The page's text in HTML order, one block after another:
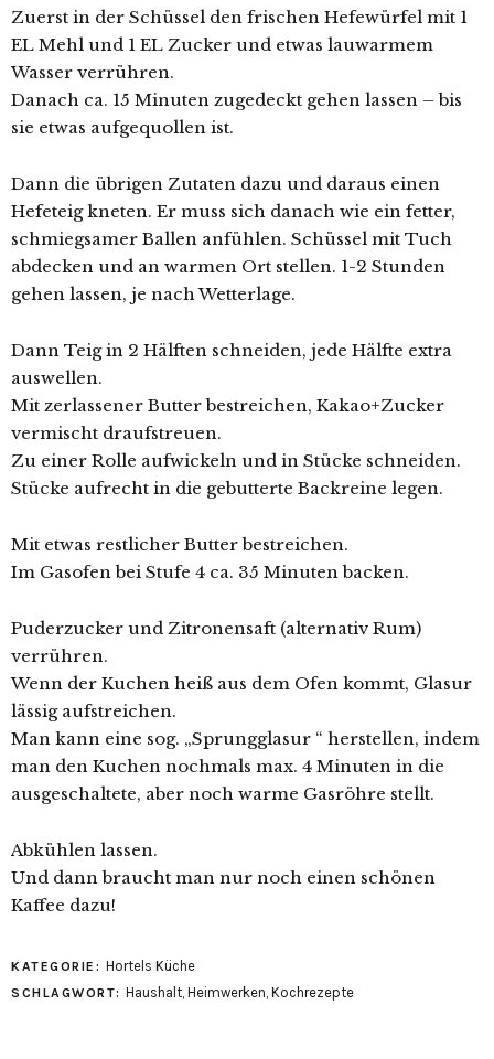
Zuerst in der Schüssel den frischen Hefewürfel mit 1
EL Mehl und 1 EL Zucker und etwas lauwarmem
Wasser verrühren.
Danach ca. 15 Minuten zugedeckt gehen lassen – bis
sie etwas aufgequollen ist.
Dann die übrigen Zutaten dazu und daraus einen
Hefeteig kneten. Er muss sich danach wie ein fetter,
schmiegsamer Ballen anfühlen. Schüssel mit Tuch
abdecken und an warmen Ort stellen. 1-2 Stunden
gehen lassen, je nach Wetterlage.
Dann Teig in 2 Hälften schneiden, jede Hälfte extra
auswellen.
Mit zerlassener Butter bestreichen, Kakao+Zucker
vermischt draufstreuen.
Zu einer Rolle aufwickeln und in Stücke schneiden.
Stücke aufrecht in die gebutterte Backreine legen.
Mit etwas restlicher Butter bestreichen.
Im Gasofen bei Stufe 4 ca. 35 Minuten backen.
Puderzucker und Zitronensaft (alternativ Rum)
verrühren.
Wenn der Kuchen heiß aus dem Ofen kommt, Glasur
lässig aufstreichen.
Man kann eine sog. „Sprungglasur “ herstellen, indem
man den Kuchen nochmals max. 4 Minuten in die
ausgeschaltete, aber noch warme Gasröhre stellt.
Abkühlen lassen.
Und dann braucht man nur noch einen schönen
Kaffee dazu!
KATEGORIE: Hortels Küche
SCHLAGWORT: Haushalt Heimwerken Kochrezepte